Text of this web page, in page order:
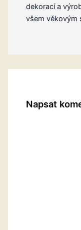
dekorací a
všem věkovým
Napsat